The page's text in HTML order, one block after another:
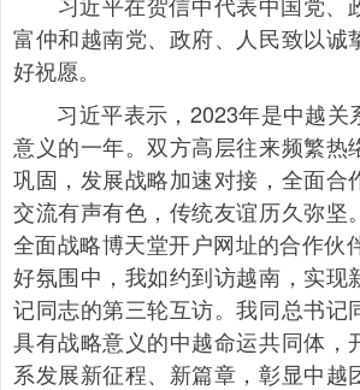
富仲和越南党、政府、人民致以诚
好祝愿。
习近平表示，2023年是中越关
意义的一年。双方高层往来频繁热
巩固，发展战略加速对接，全面合
交流有声有色，传统友谊历久弥坚
全面战略博天堂开户网址的合作伙
好氛围中，我如约到访越南，实现
记同志的第三轮互访。我同总书记
具有战略意义的中越命运共同体，
系发展新征程、新篇章，彰显中越